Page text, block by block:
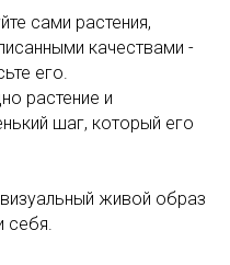
сами растения,
качествами -
его.
растение и
шаг, который его
живой образ
себя.